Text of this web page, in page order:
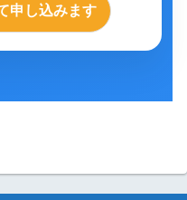
申し込みます